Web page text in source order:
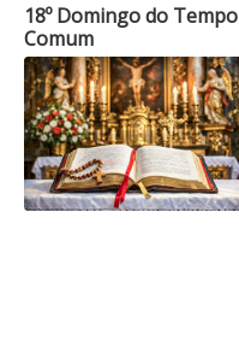
18º Domingo do Tempo
Comum